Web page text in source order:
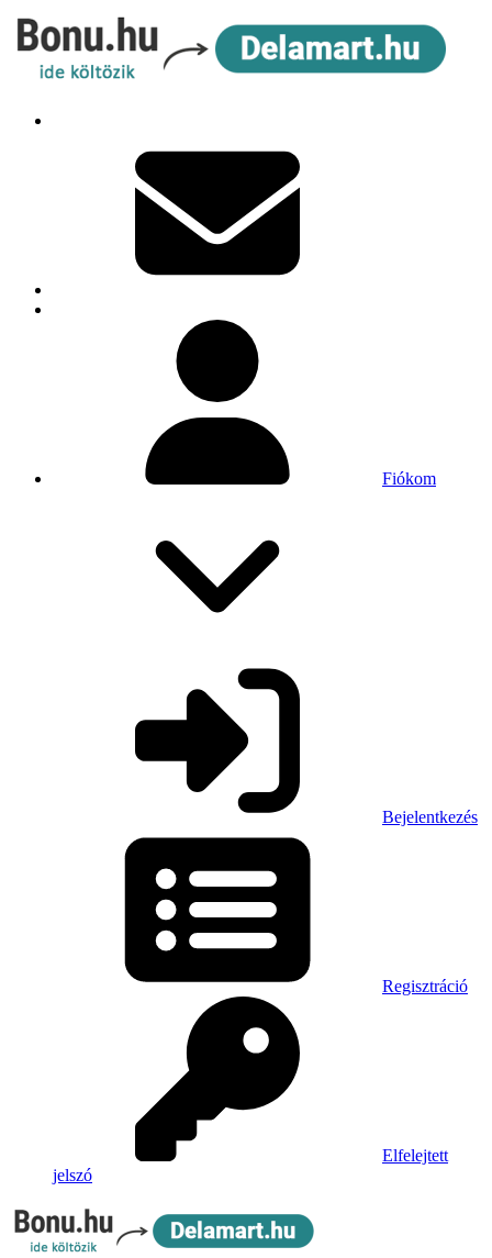
Fiókom
Bejelentkezés
Regisztráció
Elfelejtett
jelszó